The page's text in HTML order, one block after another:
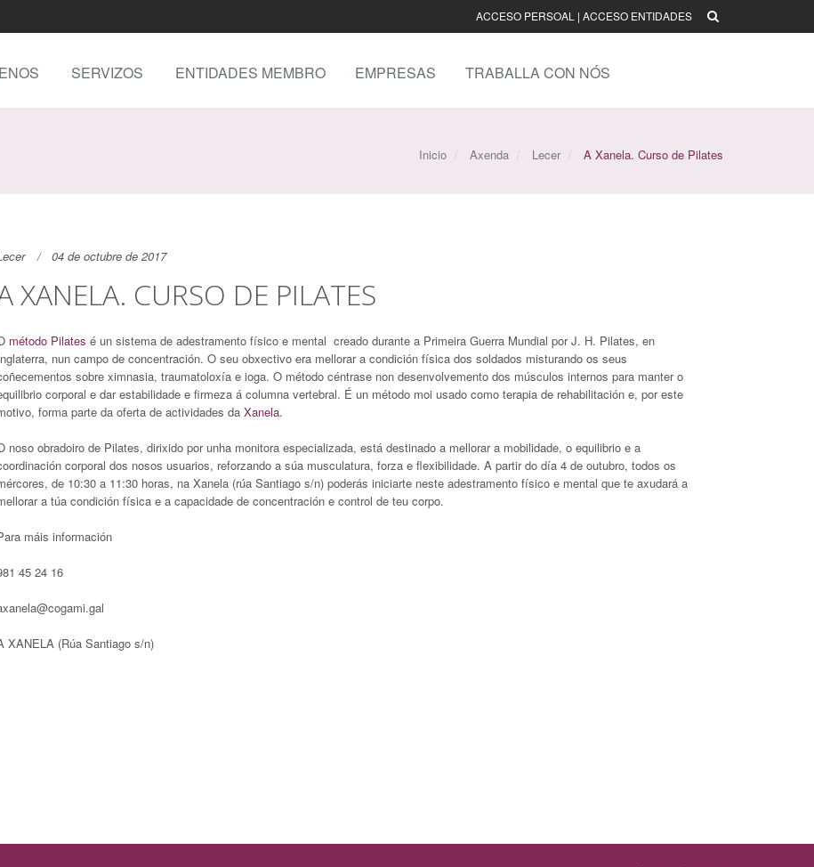
ACCESO PERSOAL | ACCESO ENTIDADES
SERVIZOS ENTIDADES MEMBRO EMPRESAS TRABALLA CON NÓS
Inicio Axenda Lecer A Xanela. Curso de Pilates
04 de octubre de 2017
XANELA. CURSO DE PILATES
método Pilates é un sistema de adestramento físico e mental creado durante a Primeira Guerra Mundial por J. H. Pilates, en
nun campo de concentración. O seu obxectivo era mellorar a condición física dos soldados misturando os seus
sobre ximnasia, traumatoloxía e ioga. O método céntrase non desenvolvemento dos músculos internos para manter o
corporal e dar estabilidade e firmeza á columna vertebral. É un método moi usado como terapia de rehabilitación e, por este
forma parte da oferta de actividades da Xanela.
noso obradoiro de Pilates, dirixido por unha monitora especializada, está destinado a mellorar a mobilidade, o equilibrio e a
corporal dos nosos usuarios, reforzando a súa musculatura, forza e flexibilidade. A partir do día 4 de outubro, todos os
de 10:30 a 11:30 horas, na Xanela (rúa Santiago s/n) poderás iniciarte neste adestramento físico e mental que te axudará a
a túa condición física e a capacidade de concentración e control de teu corpo.
máis información
45 24 16
XANELA (Rúa Santiago s/n)